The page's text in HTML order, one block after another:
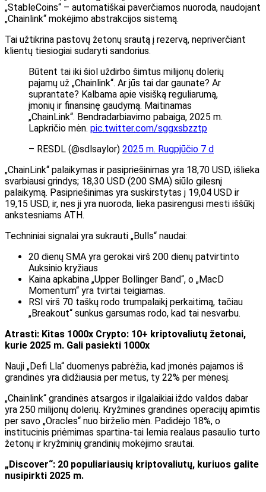
„StableCoins“ – automatiškai paverčiamos nuoroda, naudojant
„Chainlink“ mokėjimo abstrakcijos sistemą.
Tai užtikrina pastovų žetonų srautą į rezervą, nepriverčiant
klientų tiesiogiai sudaryti sandorius.
Būtent tai iki šiol uždirbo šimtus milijonų dolerių
pajamų už „Chainlink“. Ar jūs tai dar gaunate? Ar
suprantate? Kalbama apie visišką reguliarumą,
įmonių ir finansinę gaudymą. Maitinamas
„ChainLink“. Bendradarbiavimo pabaiga, 2025 m.
Lapkričio mėn. pic.twitter.com/sggxsbzztp
– RESDL (@sdlsaylor) 2025 m. Rugpjūčio 7 d
„ChainLink“ palaikymas ir pasipriešinimas yra 18,70 USD, išlieka
svarbiausi grindys; 18,30 USD (200 SMA) siūlo gilesnį
palaikymą. Pasipriešinimas yra suskirstytas į 19,04 USD ir
19,15 USD, ir, nes ji yra nuoroda, lieka pasirengusi mesti iššūkį
ankstesniams ATH.
Techniniai signalai yra sukrauti „Bulls“ naudai:
20 dienų SMA yra gerokai virš 200 dienų patvirtinto
Auksinio kryžiaus
Kaina apkabina „Upper Bollinger Band“, o „MacD
Momentum“ yra tvirtai teigiamas.
RSI virš 70 taškų rodo trumpalaikį perkaitimą, tačiau
„Breakout“ sunkus garsumas rodo, kad tai nesvarbu.
Atrasti: Kitas 1000x Crypto: 10+ kriptovaliutų žetonai,
kurie 2025 m. Gali pasiekti 1000x
Nauji „Defi Lla“ duomenys pabrėžia, kad įmonės pajamos iš
grandinės yra didžiausia per metus, ty 22% per mėnesį.
„Chainlink“ grandinės atsargos ir ilgalaikiai iždo valdos dabar
yra 250 milijonų dolerių. Kryžminės grandinės operacijų apimtis
per savo „Oracles“ nuo birželio mėn. Padidėjo 18%, o
institucinis priėmimas spartina-tai lemia realaus pasaulio turto
žetonų ir kryžminių grandinių mokėjimo srautai.
„Discover“: 20 populiariausių kriptovaliutų, kuriuos galite
nusipirkti 2025 m.